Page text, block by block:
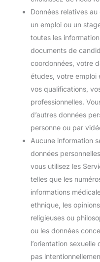
Données relatives
un emploi ou un
toutes les
documents de
coordonnées, votre
études, votre emploi
vos qualifications,
professionnelles.
d’autres données
personne ou par
Aucune information
données
vous utilisez les
telles que les
informations
ethnique, les
religieuses ou
ou les données
l’orientation sexuelle
pas